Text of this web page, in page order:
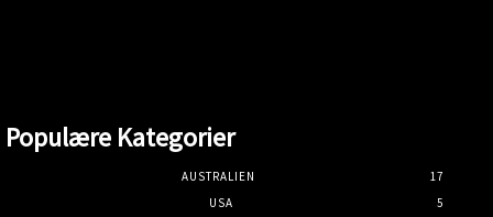
Populære Kategorier
AUSTRALIEN
17
USA
5